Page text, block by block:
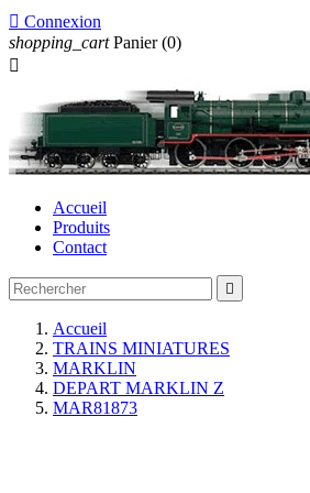
 Connexion
shopping_cart Panier (0)

Accueil
Produits
Contact

Accueil
TRAINS MINIATURES
MARKLIN
DEPART MARKLIN Z
MAR81873